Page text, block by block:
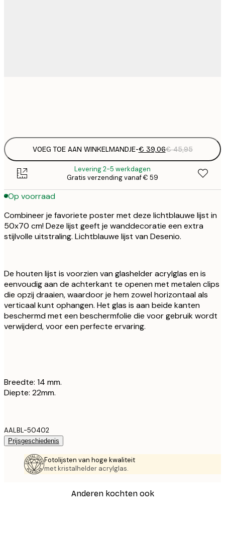
VOEG TOE AAN WINKELMANDJE-€ 39,06€ 45,95
Levering 2-5 werkdagen
Gratis verzending vanaf € 59
Op voorraad
Combineer je favoriete poster met deze lichtblauwe lijst in
50x70 cm! Deze lijst geeft je wanddecoratie een extra
stijlvolle uitstraling. Lichtblauwe lijst van Desenio.
De houten lijst is voorzien van glashelder acrylglas en is
eenvoudig aan de achterkant te openen met metalen clips
die opzij draaien, waardoor je hem zowel horizontaal als
verticaal kunt ophangen. Het glas is aan beide kanten
beschermd met een beschermfolie die voor gebruik wordt
verwijderd, voor een perfecte ervaring.
Breedte: 14 mm.
Diepte: 22mm.
AALBL-50402
Prijsgeschiedenis
Fotolijsten van hoge kwaliteit
met kristalhelder acrylglas.
Anderen kochten ook